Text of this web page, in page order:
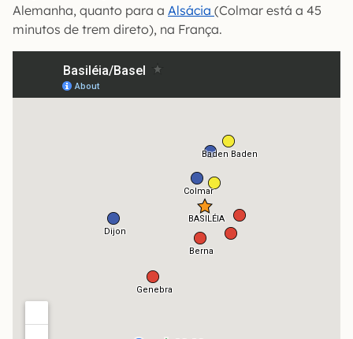
Alemanha, quanto para a Alsácia (Colmar está a 45
minutos de trem direto), na França.